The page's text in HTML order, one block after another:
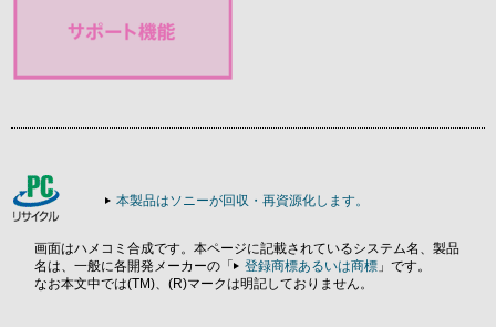
本製品はソニーが回収・再資源化します。
画面はハメコミ合成です。本ページに記載されているシステム名、製品
名は、一般に各開発メーカーの「
登録商標あるいは商標 」です。
なお本文中では(TM)、(R)マークは明記しておりません。